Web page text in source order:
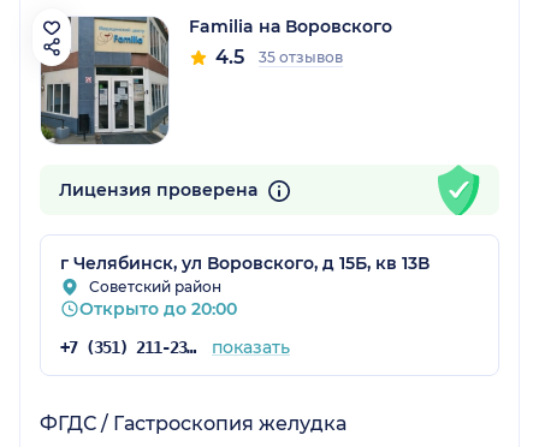
Familia на Воровского
4.5 35 отзывов
Лицензия проверена
г Челябинск, ул Воровского, д 15Б, кв 13В
Советский район
Открыто до 20:00
+7 (351) 211-23-03 показать
ФГДС / Гастроскопия желудка